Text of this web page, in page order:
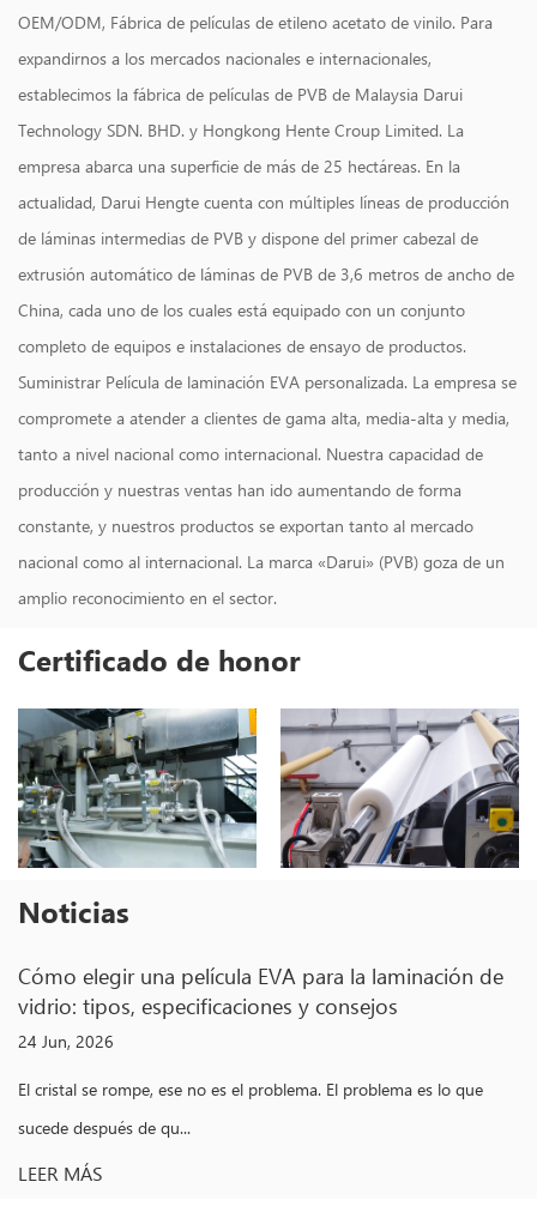
OEM/ODM, Fábrica de películas de etileno acetato de vinilo. Para
expandirnos a los mercados nacionales e internacionales,
establecimos la fábrica de películas de PVB de Malaysia Darui
Technology SDN. BHD. y Hongkong Hente Croup Limited. La
empresa abarca una superficie de más de 25 hectáreas. En la
actualidad, Darui Hengte cuenta con múltiples líneas de producción
de láminas intermedias de PVB y dispone del primer cabezal de
extrusión automático de láminas de PVB de 3,6 metros de ancho de
China, cada uno de los cuales está equipado con un conjunto
completo de equipos e instalaciones de ensayo de productos.
Suministrar Película de laminación EVA personalizada. La empresa se
compromete a atender a clientes de gama alta, media-alta y media,
tanto a nivel nacional como internacional. Nuestra capacidad de
producción y nuestras ventas han ido aumentando de forma
constante, y nuestros productos se exportan tanto al mercado
nacional como al internacional. La marca «Darui» (PVB) goza de un
amplio reconocimiento en el sector.
Certificado de honor
Noticias
de
es lo que
Película EVA para laminación de vidrio:
propiedades y guía de procesamiento
El cristal se rompe. Eso es un hecho. Lo que separa
del vidrio de segu...